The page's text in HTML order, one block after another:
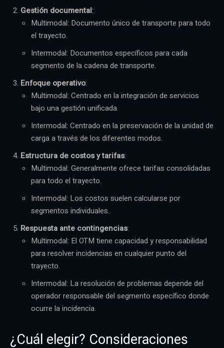
Gestión documental:
Multimodal: Documento único de transporte para todo
el trayecto.
Intermodal: Documentos específicos para cada
segmento de la cadena de transporte.
Enfoque operativo:
Multimodal: Centrado en la integración de servicios
bajo una gestión unificada.
Intermodal: Centrado en la preservación de la unidad de
carga a través de los diferentes modos.
Estructura de costos y tarifas:
Multimodal: Generalmente ofrece tarifas consolidadas
para todo el trayecto.
Intermodal: Los costos suelen calcularse por
segmentos individuales.
Respuesta ante contingencias:
Multimodal: El OTM tiene capacidad y responsabilidad
para resolver incidencias en cualquier punto del
trayecto.
Intermodal: La resolución de problemas depende del
operador responsable del segmento específico donde
ocurre la incidencia.
¿Cuál elegir? Consideraciones